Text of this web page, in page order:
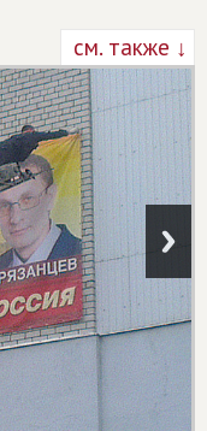
см. также ↓